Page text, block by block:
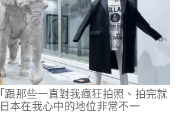
那些一直對我瘋狂拍照、拍完就
本在我心中的地位非常不一